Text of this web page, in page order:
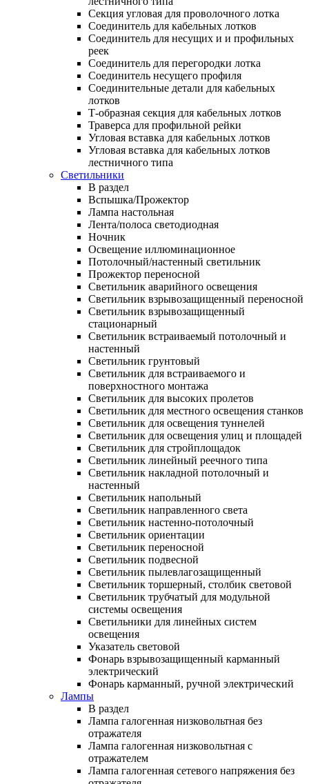
Секция угловая для проволочного лотка
Соединитель для кабельных лотков
Соединитель для несущих и и профильных
реек
Соединитель для перегородки лотка
Соединитель несущего профиля
Соединительные детали для кабельных
лотков
Т-образная секция для кабельных лотков
Траверса для профильной рейки
Угловая вставка для кабельных лотков
Угловая вставка для кабельных лотков
лестничного типа
Светильники
В раздел
Вспышка/Прожектор
Лампа настольная
Лента/полоса светодиодная
Ночник
Освещение иллюминационное
Потолочный/настенный светильник
Прожектор переносной
Светильник аварийного освещения
Светильник взрывозащищенный переносной
Светильник взрывозащищенный
стационарный
Светильник встраиваемый потолочный и
настенный
Светильник грунтовый
Светильник для встраиваемого и
поверхностного монтажа
Светильник для высоких пролетов
Светильник для местного освещения станков
Светильник для освещения туннелей
Светильник для освещения улиц и площадей
Светильник для стройплощадок
Светильник линейный реечного типа
Светильник накладной потолочный и
настенный
Светильник напольный
Светильник направленного света
Светильник настенно-потолочный
Светильник ориентации
Светильник переносной
Светильник подвесной
Светильник пылевлагозащищенный
Светильник торшерный, столбик световой
Светильник трубчатый для модульной
системы освещения
Светильники для линейных систем
освещения
Указатель световой
Фонарь взрывозащищенный карманный
электрический
Фонарь карманный, ручной электрический
Лампы
В раздел
Лампа галогенная низковольтная без
отражателя
Лампа галогенная низковольтная с
отражателем
Лампа галогенная сетевого напряжения без